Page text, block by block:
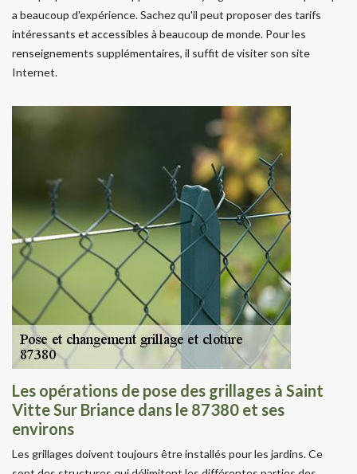
a beaucoup d'expérience. Sachez qu'il peut proposer des tarifs
intéressants et accessibles à beaucoup de monde. Pour les
renseignements supplémentaires, il suffit de visiter son site
Internet.
Les opérations de pose des grillages à Saint
Vitte Sur Briance dans le 87380 et ses
environs
Les grillages doivent toujours être installés pour les jardins. Ce